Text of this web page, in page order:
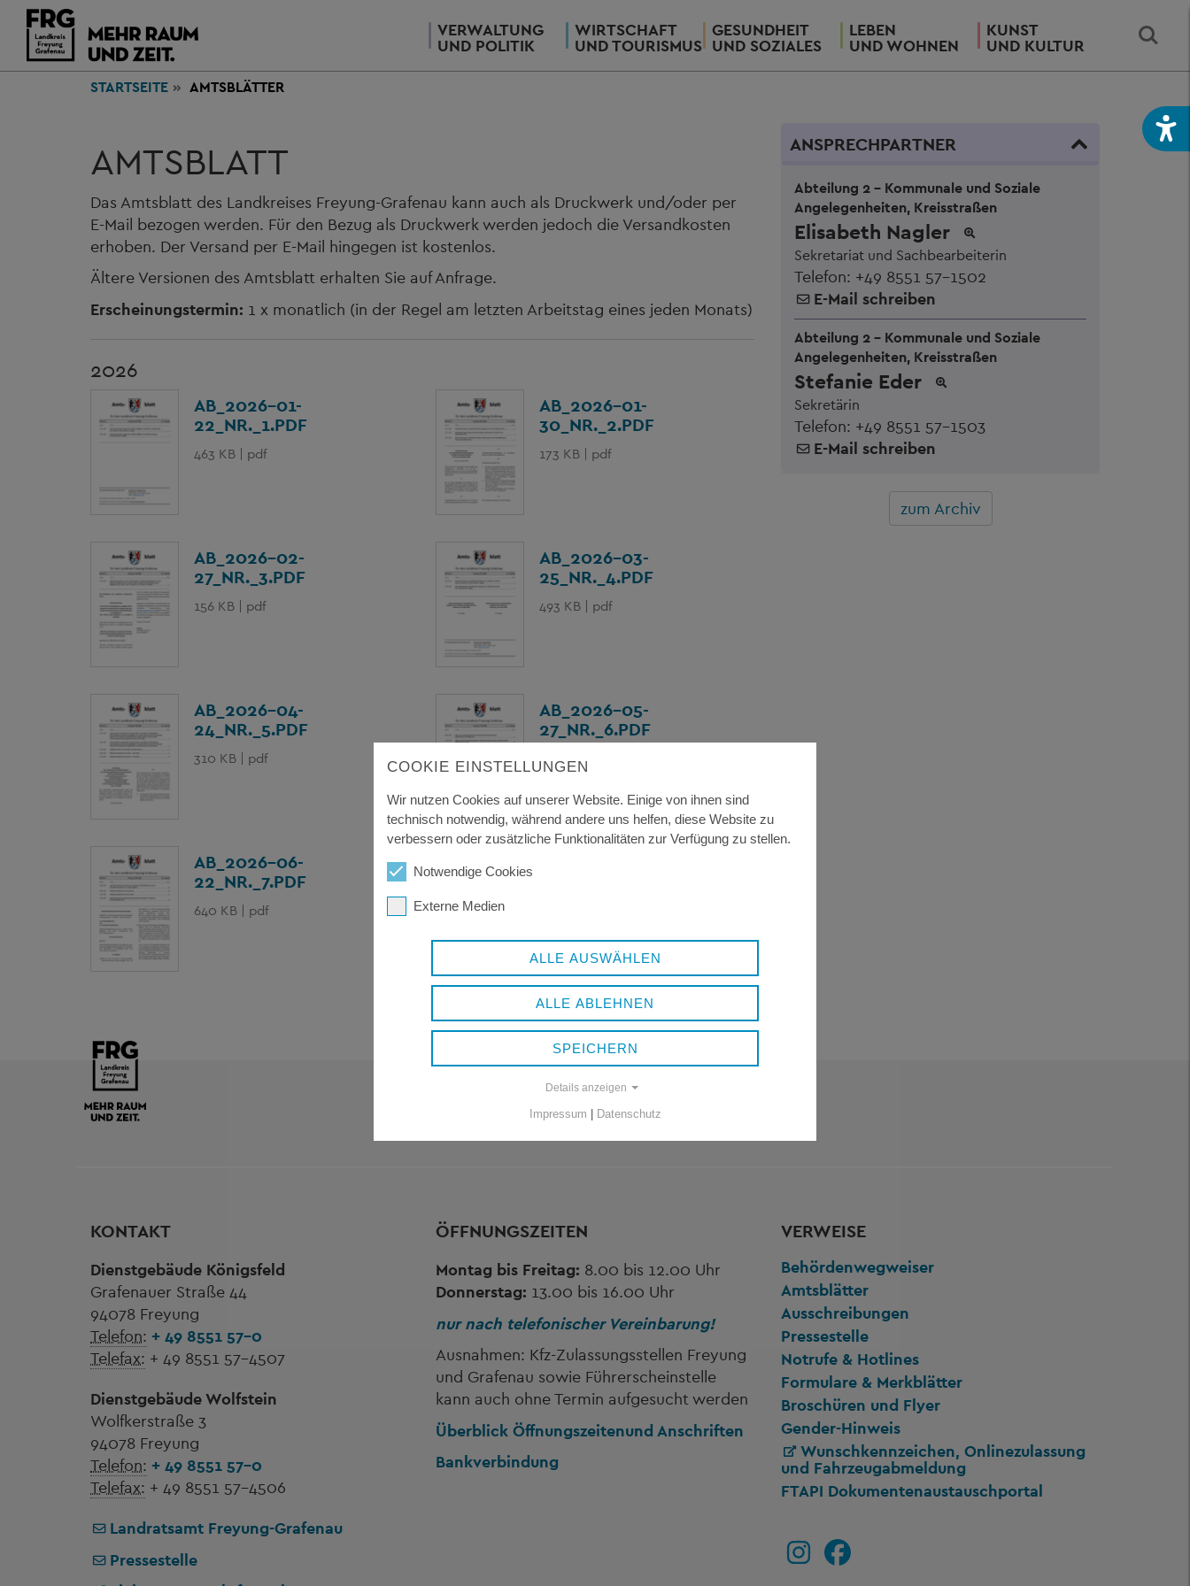
VERWALTUNG
UND POLITIK
WIRTSCHAFT
UND TOURISMUS
GESUNDHEIT
UND SOZIALES
LEBEN
UND WOHNEN
KUNST
UND KULTUR
STARTSEITE AMTSBLÄTTER
AMTSBLATT
Das Amtsblatt des Landkreises Freyung-Grafenau kann auch als Druckwerk und/oder per
E-Mail bezogen werden. Für den Bezug als Druckwerk werden jedoch die Versandkosten
erhoben. Der Versand per E-Mail hingegen ist kostenlos.
Ältere Versionen des Amtsblatt erhalten Sie auf Anfrage.
Erscheinungstermin: 1 x monatlich (in der Regel am letzten Arbeitstag eines jeden Monats)
2026
AB_2026-01-
22_NR._1.PDF
463 KB | pdf
AB_2026-01-
30_NR._2.PDF
173 KB | pdf
AB_2026-02-
27_NR._3.PDF
156 KB | pdf
AB_2026-03-
25_NR._4.PDF
493 KB | pdf
AB_2026-04-
24_NR._5.PDF
310 KB | pdf
AB_2026-05-
27_NR._6.PDF
405 KB | pdf
AB_2026-06-
22_NR._7.PDF
640 KB | pdf
ANSPRECHPARTNER
Abteilung 2 - Kommunale und Soziale
Angelegenheiten, Kreisstraßen
Elisabeth Nagler
Sekretariat und Sachbearbeiterin
Telefon: +49 8551 57-1502
E-Mail schreiben
Abteilung 2 - Kommunale und Soziale
Angelegenheiten, Kreisstraßen
Stefanie Eder
Sekretärin
Telefon: +49 8551 57-1503
E-Mail schreiben
zum Archiv
KONTAKT
Dienstgebäude Königsfeld
Grafenauer Straße 44
94078 Freyung
Telefon: + 49 8551 57-0
Telefax: + 49 8551 57-4507
Dienstgebäude Wolfstein
Wolfkerstraße 3
94078 Freyung
Telefon: + 49 8551 57-0
Telefax: + 49 8551 57-4506
Landratsamt Freyung-Grafenau
Pressestelle
ÖFFNUNGSZEITEN
Montag bis Freitag: 8.00 bis 12.00 Uhr
Donnerstag: 13.00 bis 16.00 Uhr
nur nach telefonischer Vereinbarung!
Ausnahmen: Kfz-Zulassungsstellen Freyung
und Grafenau sowie Führerscheinstelle
kann auch ohne Termin aufgesucht werden
Überblick Öffnungszeitenund Anschriften
Bankverbindung
VERWEISE
Behördenwegweiser
Amtsblätter
Ausschreibungen
Pressestelle
Notrufe & Hotlines
Formulare & Merkblätter
Broschüren und Flyer
Gender-Hinweis
Wunschkennzeichen, Onlinezulassung
und Fahrzeugabmeldung
FTAPI Dokumentenaustauschportal
COOKIE EINSTELLUNGEN
Wir nutzen Cookies auf unserer Website. Einige von ihnen sind
technisch notwendig, während andere uns helfen, diese Website zu
verbessern oder zusätzliche Funktionalitäten zur Verfügung zu stellen.
Notwendige Cookies
Externe Medien
ALLE AUSWÄHLEN
ALLE ABLEHNEN
SPEICHERN
Details anzeigen
Impressum Datenschutz